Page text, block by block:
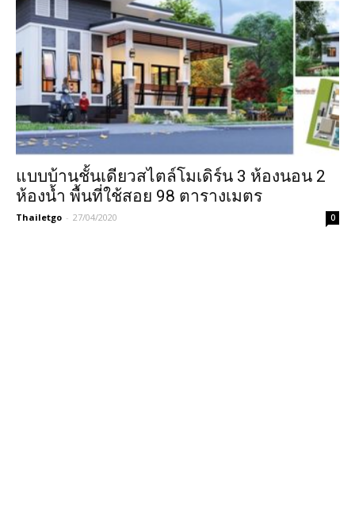
แบบบ้านชั้นเดียวสไตล์โมเดิร์น 3 ห้องนอน 2
ห้องน้ำ พื้นที่ใช้สอย 98 ตารางเมตร
Thailetgo - 27/04/2020 0